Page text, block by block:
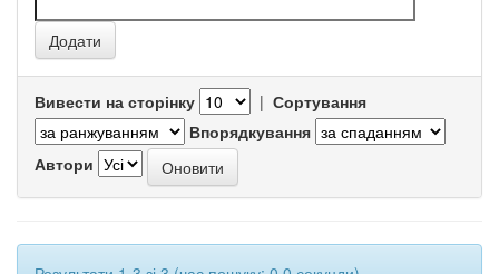
Вивести на сторінку | Сортування
Впорядкування
Автори